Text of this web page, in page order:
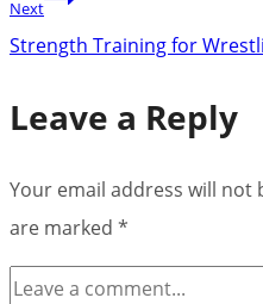
Next
Strength Training for
Leave a Reply
Your email address will not
are marked *